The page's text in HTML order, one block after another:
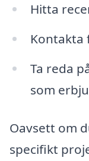
Hitta
Kontakta
Ta reda
som
Oavsett om
specifikt